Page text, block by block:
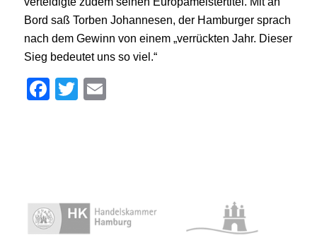
Bord saß Torben Johannesen, der Hamburger sprach
nach dem Gewinn von einem „verrückten Jahr. Dieser
Sieg bedeutet uns so viel.“
Facebook
Twitter